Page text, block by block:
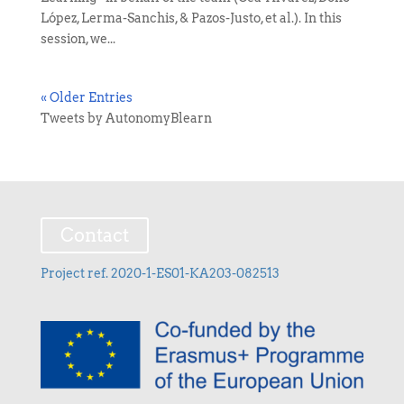
López, Lerma-Sanchis, & Pazos-Justo, et al.). In this
session, we...
« Older Entries
Tweets by AutonomyBlearn
Project ref. 2020-1-ES01-KA203-082513